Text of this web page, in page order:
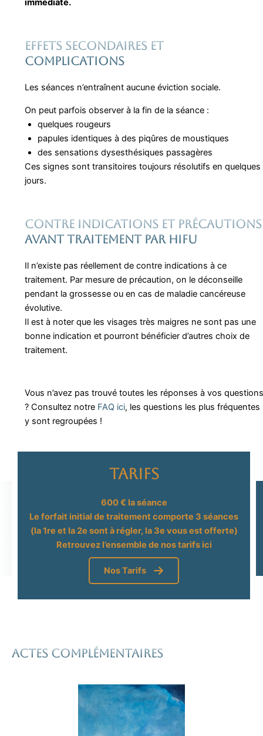
immédiate.
Effets secondaires ET
COMPLICATIONS
Les séances n’entraînent aucune éviction sociale.
On peut parfois observer à la fin de la séance :
quelques rougeurs
papules identiques à des piqûres de moustiques
des sensations dysesthésiques passagères
Ces signes sont transitoires toujours résolutifs en quelques
jours.
Contre indications et précautions
avant traitement par HIFU
Il n’existe pas réellement de contre indications à ce
traitement. Par mesure de précaution, on le déconseille
pendant la grossesse ou en cas de maladie cancéreuse
évolutive.
Il est à noter que les visages très maigres ne sont pas une
bonne indication et pourront bénéficier d’autres choix de
traitement.
Vous n’avez pas trouvé toutes les réponses à vos questions
? Consultez notre FAQ ici, les questions les plus fréquentes
y sont regroupées !
Tarifs
600 € la séance
Le forfait initial de traitement comporte 3 séances
(la 1re et la 2e sont à régler, la 3e vous est offerte)
Retrouvez l’ensemble de nos tarifs ici
Nos Tarifs
Actes complémentaires